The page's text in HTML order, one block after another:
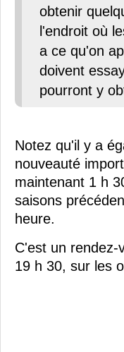
obtenir
l'endroit où
a ce qu'on
doivent
pourront y
Notez qu'il y a
nouveauté
maintenant 1 h
saisons
heure.
C'est un rendez-
19 h 30, sur les